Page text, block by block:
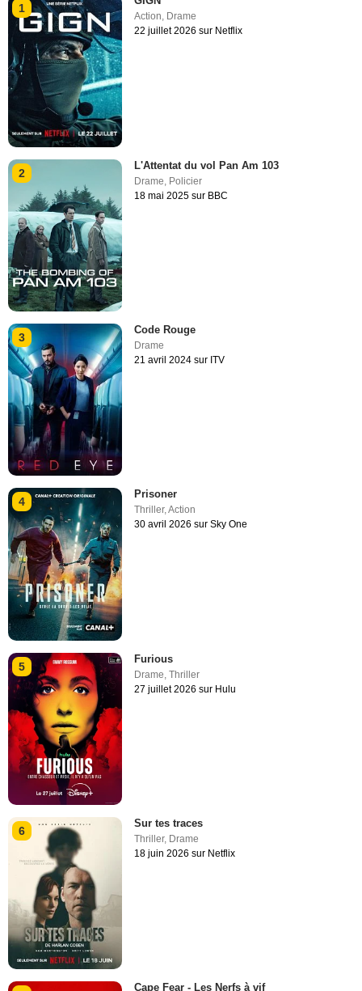
1
Action, Drame
22 juillet 2026 sur Netflix
2
L'Attentat du vol Pan Am 103
Drame Policier
18 mai 2025 sur BBC
3
Code Rouge
Drame
21 avril 2024 sur ITV
4
Prisoner
Thriller,Action
30 avril 2026 sur Sky One
5
Furious
Drame ,Thriller
27 juillet 2026 sur Hulu
6
Sur tes traces
Thriller, Drame
18 juin 2026 sur Netflix
Cape Fear - Les Nerfs à vif